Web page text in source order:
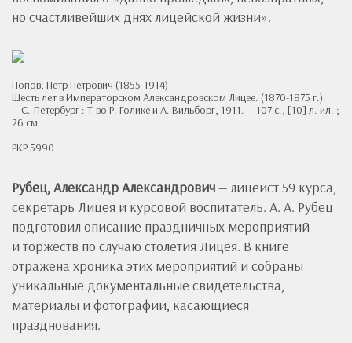
но счастливейших днях лицейской жизни».
Попов, Петр Петрович (1855-1914)
Шесть лет в Императорском Александровском Лицее. (1870-1875 г.).
— С.-Петербург : Т-во Р. Голике и А. Вильборг, 1911. — 107 с., [10] л. ил. ;
26 см.
РКР 5990
Рубец, Александр Александрович— лицеист 59 курса,
секретарь Лицея и курсовой воспитатель. А. А. Рубец
подготовил описание праздничных мероприятий
и торжеств по случаю столетия Лицея. В книге
отражена хроника этих мероприятий и собраны
уникальные документальные свидетельства,
материалы и фотографии, касающиеся
празднования.